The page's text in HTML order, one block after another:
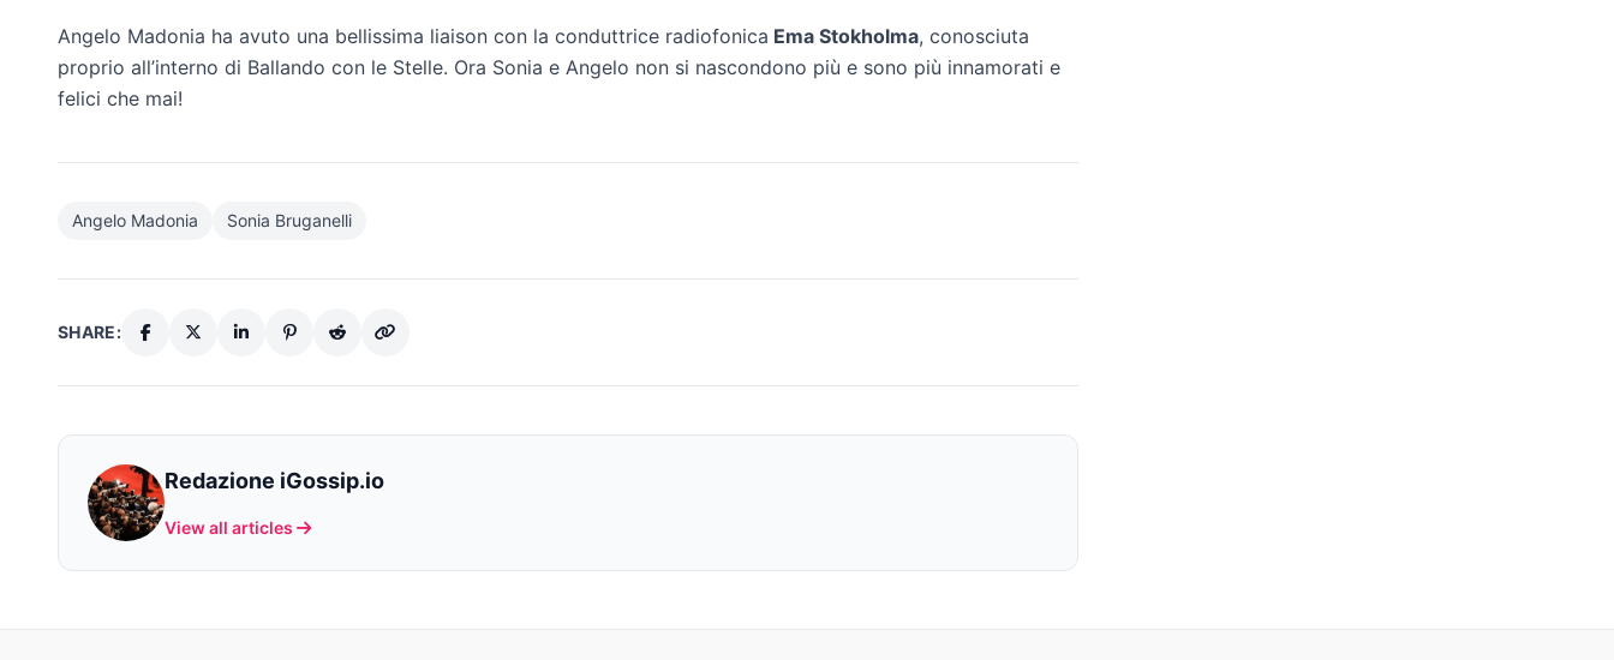
Angelo Madonia ha avuto una bellissima liaison con la conduttrice radiofonica Ema Stokholma, conosciuta
proprio all’interno di Ballando con le Stelle. Ora Sonia e Angelo non si nascondono più e sono più innamorati e
felici che mai!
Angelo Madonia Sonia Bruganelli
SHARE:
Redazione iGossip.io
View all articles